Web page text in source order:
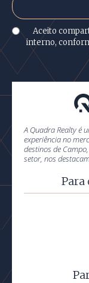
Aceito
interno,
A Quadra Realty é
experiência no
destinos de
setor, nos